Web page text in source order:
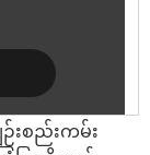
ဉ်းစည်းကမ်း